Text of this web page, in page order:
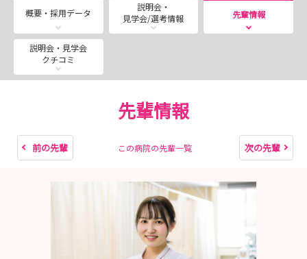
い！!
日程は当院ホームページや公式インスタグラムをご覧くだ
さい！
研修風景も随時投稿しています☆
概要・採用データ
説明会・
見学会/選考情報
先輩情報
説明会・見学会
クチコミ
先輩情報
前の先輩 この病院の先輩一覧 次の先輩